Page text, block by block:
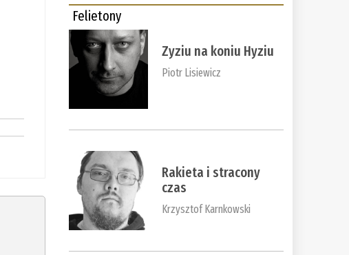
Felietony
Zyziu na koniu Hyziu
Piotr Lisiewicz
Rakieta i stracony
czas
Krzysztof Karnkowski